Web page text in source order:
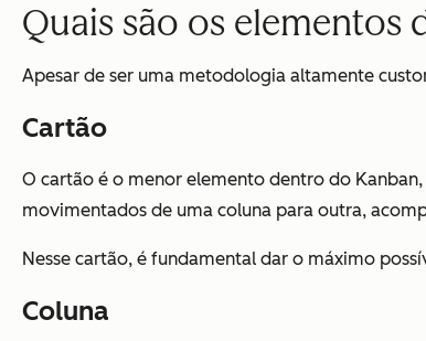
Quais são os elementos
Apesar de ser uma metodologia altamente
Cartão
O cartão é o menor elemento dentro do
movimentados de uma coluna para outra,
Nesse cartão, é fundamental dar o máximo
Coluna